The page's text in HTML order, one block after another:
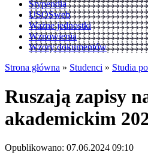
Stypendia
USOSweb
Ważne jednostki
Wznowienia
Wzory dokumentów
Strona główna » Studenci » Studia
Ruszają zapisy
akademickim
Opublikowano: 07.06.2024 09:10